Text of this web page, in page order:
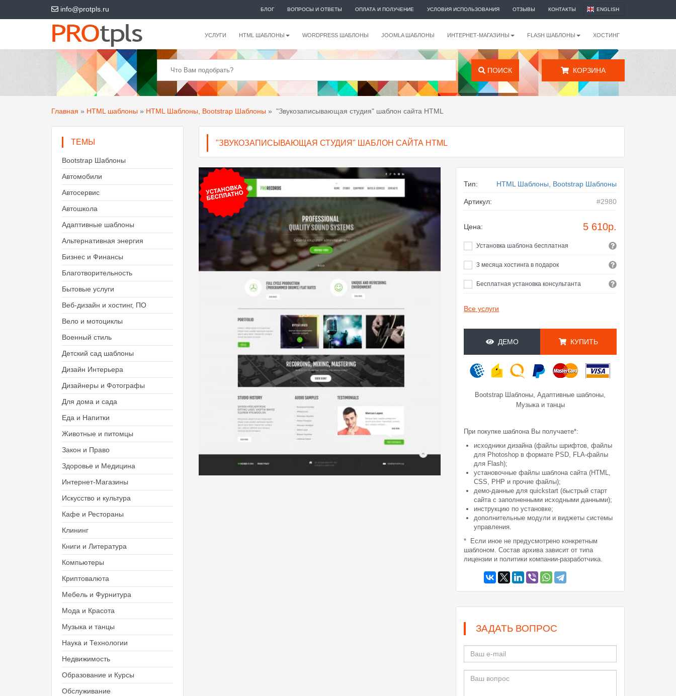
info@protpls.ru БЛОГ ВОПРОСЫ И ОТВЕТЫ ОПЛАТА И ПОЛУЧЕНИЕ УСЛОВИЯ ИСПОЛЬЗОВАНИЯ ОТЗЫВЫ КОНТАКТЫ ENGLISH
УСЛУГИ HTML ШАБЛОНЫ WORDPRESS ШАБЛОНЫ JOOMLA ШАБЛОНЫ ИНТЕРНЕТ-МАГАЗИНЫ FLASH ШАБЛОНЫ ХОСТИНГ
ПОИСК КОРЗИНА
Главная » HTML шаблоны » HTML Шаблоны, Bootstrap Шаблоны » "Звукозаписывающая студия" шаблон сайта HTML
ТЕМЫ
Bootstrap Шаблоны
Автомобили
Автосервис
Автошкола
Адаптивные шаблоны
Альтернативная энергия
Бизнес и Финансы
Благотворительность
Бытовые услуги
Веб-дизайн и хостинг, ПО
Вело и мотоциклы
Военный стиль
Детский сад шаблоны
Дизайн Интерьера
Дизайнеры и Фотографы
Для дома и сада
Еда и Напитки
Животные и питомцы
Закон и Право
Здоровье и Медицина
Интернет-Магазины
Искусство и культура
Кафе и Рестораны
Клининг
Книги и Литература
Компьютеры
Криптовалюта
Мебель и Фурнитура
Мода и Красота
Музыка и танцы
Наука и Технологии
Недвижимость
Образование и Курсы
Обслуживание
"ЗВУКОЗАПИСЫВАЮЩАЯ СТУДИЯ" ШАБЛОН САЙТА HTML
Тип: HTML Шаблоны, Bootstrap Шаблоны
Артикул: #2980
Цена: 5 610р.
Установка шаблона бесплатная
3 месяца хостинга в подарок
Бесплатная установка консультанта
Все услуги
ДЕМО КУПИТЬ
Bootstrap Шаблоны ,Адаптивные шаблоны
Музыка и танцы
При покупке шаблона Вы получаете*:
исходники дизайна (файлы шрифтов, файлы
для Photoshop в формате PSD, FLA-файлы
для Flash);
установочные файлы шаблона сайта (HTML,
CSS, PHP и прочие файлы);
демо-данные для quickstart (быстрый старт
сайта с заполненными исходными данными);
инструкцию по установке;
дополнительные модули и виджеты системы
управления.
* Если иное не предусмотрено конкретным
шаблоном. Состав архива зависит от типа
лицензии и политики компании-разработчика.
ЗАДАТЬ ВОПРОС